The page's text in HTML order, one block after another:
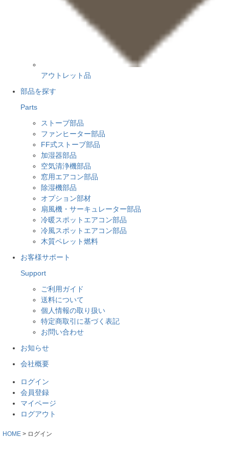
アウトレット品
部品を探す
Parts
ストーブ部品
ファンヒーター部品
FF式ストーブ部品
加湿器部品
空気清浄機部品
窓用エアコン部品
除湿機部品
オプション部材
扇風機・サーキュレーター部品
冷暖スポットエアコン部品
冷風スポットエアコン部品
木質ペレット燃料
お客様サポート
Support
ご利用ガイド
送料について
個人情報の取り扱い
特定商取引に基づく表記
お問い合わせ
お知らせ
会社概要
ログイン
会員登録
マイページ
ログアウト
HOME ログイン